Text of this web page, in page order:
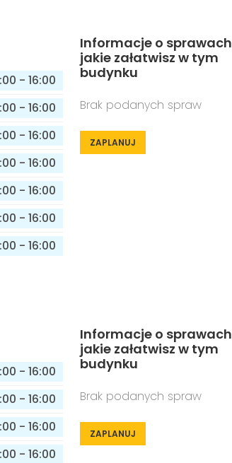
- 16:00
- 16:00
- 16:00
- 16:00
- 16:00
- 16:00
- 16:00
Informacje o sprawach
jakie załatwisz w tym
budynku
Brak podanych spraw
ZAPLANUJ
- 16:00
- 16:00
- 16:00
- 16:00
Informacje o sprawach
jakie załatwisz w tym
budynku
Brak podanych spraw
ZAPLANUJ